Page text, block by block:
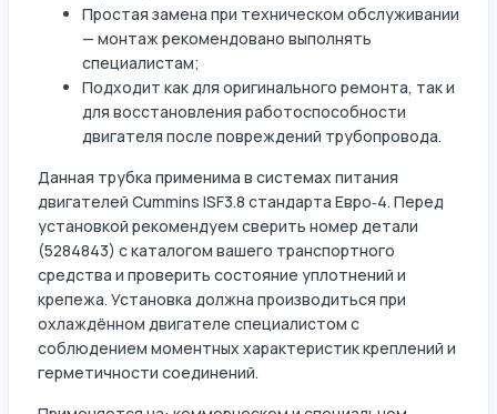
Простая замена при техническом обслуживании
— монтаж рекомендовано выполнять
специалистам;
Подходит как для оригинального ремонта, так и
для восстановления работоспособности
двигателя после повреждений трубопровода.
Данная трубка применима в системах питания
двигателей Cummins ISF3.8 стандарта Евро‑4. Перед
установкой рекомендуем сверить номер детали
(5284843) с каталогом вашего транспортного
средства и проверить состояние уплотнений и
крепежа. Установка должна производиться при
охлаждённом двигателе специалистом с
соблюдением моментных характеристик креплений и
герметичности соединений.